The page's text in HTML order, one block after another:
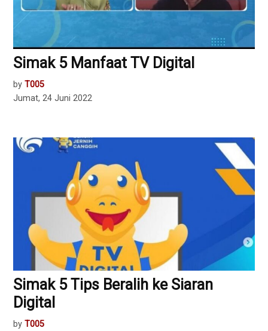
Simak 5 Manfaat TV Digital
by T005
Jumat, 24 Juni 2022
Simak 5 Tips Beralih ke Siaran
Digital
by T005